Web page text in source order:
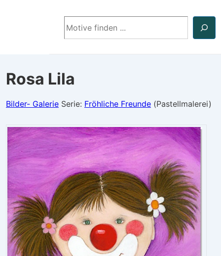
Rosa Lila
Bilder- Galerie Serie: Fröhliche Freunde (Pastellmalerei)